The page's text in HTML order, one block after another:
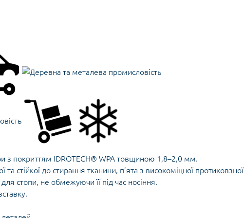
з покриттям IDROTECH® WPA товщиною 1,8–2,0 мм.
стійкої до стирання тканини, п’ята з високоміцної протиковзної
стопи, не обмежуючи її під час носіння.